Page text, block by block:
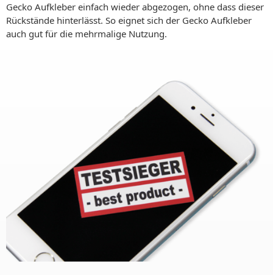
Gecko Aufkleber einfach wieder abgezogen, ohne dass dieser
Rückstände hinterlässt. So eignet sich der Gecko Aufkleber
auch gut für die mehrmalige Nutzung.